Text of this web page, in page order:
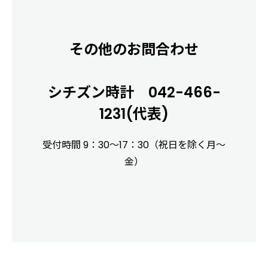
その他のお問合わせ
シチズン時計 042-466-
1231(代表)
受付時間 9：30～17：30（祝日を除く月～
金）